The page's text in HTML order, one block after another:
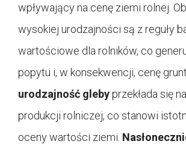
wpływający na cenę ziemi rolnej.
wysokiej urodzajności są z reguły
wartościowe dla rolników, co
popytu i, w konsekwencji, cenę
urodzajność glebyprzekłada się
produkcji rolniczej, co stanowi
oceny wartości ziemi.